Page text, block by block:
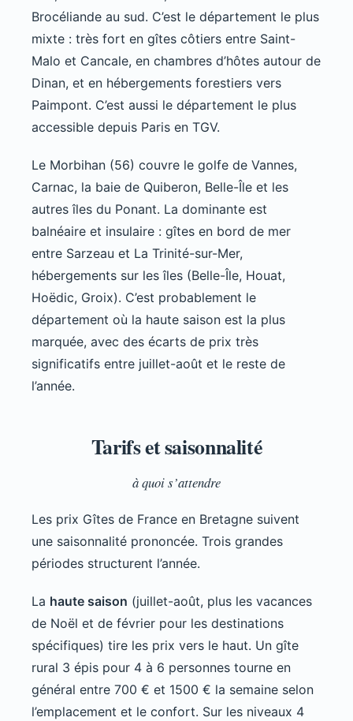
Brocéliande au sud. C’est le département le plus
mixte : très fort en gîtes côtiers entre Saint-
Malo et Cancale, en chambres d’hôtes autour de
Dinan, et en hébergements forestiers vers
Paimpont. C’est aussi le département le plus
accessible depuis Paris en TGV.
Le Morbihan (56) couvre le golfe de Vannes,
Carnac, la baie de Quiberon, Belle-Île et les
autres îles du Ponant. La dominante est
balnéaire et insulaire : gîtes en bord de mer
entre Sarzeau et La Trinité-sur-Mer,
hébergements sur les îles (Belle-Île, Houat,
Hoëdic, Groix). C’est probablement le
département où la haute saison est la plus
marquée, avec des écarts de prix très
significatifs entre juillet-août et le reste de
l’année.
Tarifs et saisonnalité
à quoi s’attendre
Les prix Gîtes de France en Bretagne suivent
une saisonnalité prononcée. Trois grandes
périodes structurent l’année.
La haute saison (juillet-août, plus les vacances
de Noël et de février pour les destinations
spécifiques) tire les prix vers le haut. Un gîte
rural 3 épis pour 4 à 6 personnes tourne en
général entre 700 € et 1500 € la semaine selon
l’emplacement et le confort. Sur les niveaux 4